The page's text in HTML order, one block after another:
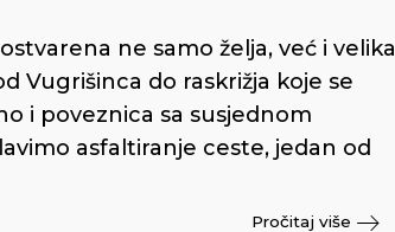
ne samo želja, već i velika
Vugrišinca do raskrižja koje se
i poveznica sa susjednom
asfaltiranje ceste, jedan od
Pročitaj više